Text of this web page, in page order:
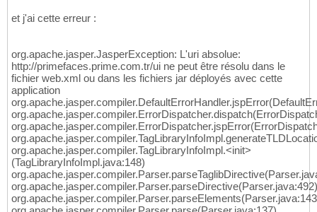
14
17
18
<f:view>
</body>
</html>
et j'ai cette erreur :
org.apache.jasper.JasperException: L'uri absolue:
http://primefaces.prime.com.tr/ui ne peut être résolu dans le
fichier web.xml ou dans les fichiers jar déployés avec cette
application
org.apache.jasper.compiler.TagLibraryInfoImpl.<init>
(TagLibraryInfoImpl.java:148)
org.apache.jasper.compiler.Parser.parseDirective(Parser.java:492)